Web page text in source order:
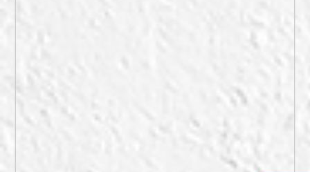
一、上開不動產3宗合併拍
賣，請投標人分別出價。
二、拍賣最低價額合計新台
幣：12,880,000元，以總價